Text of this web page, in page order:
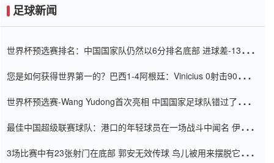
足球新闻
世界杯预选赛排名：中国国家队仍然以6分排名底部 进球差-13令人
您是如何获得世界第一的？巴西1-4阿根廷：Vinicius 0射击90分钟
世界杯预选赛-Wang Yudong首次亮相 中国国家足球队错过了世界
最佳中国超级联赛球队：港口的年轻球员在一场战斗中闻名 伊万放
3场比赛中有23张射门在底部 郭安无效传球 鸟儿被用来摆脱它